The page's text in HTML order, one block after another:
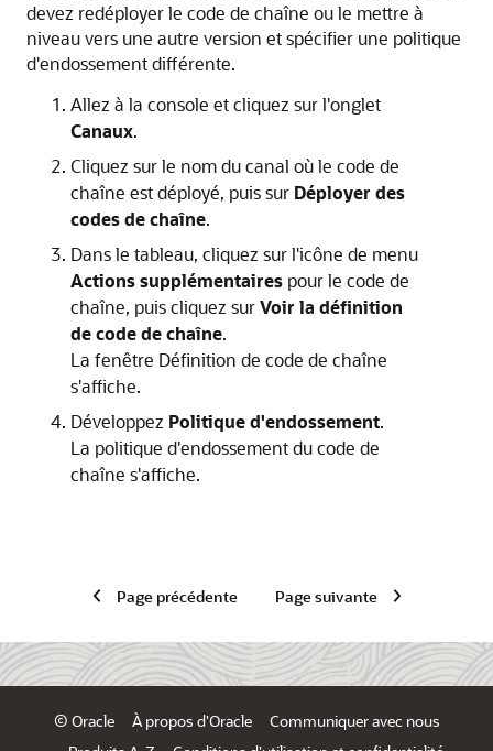
devez redéployer le code de chaîne ou le mettre à
niveau vers une autre version et spécifier une politique
d'endossement différente.
Allez à la console et cliquez sur l'onglet
Canaux.
Cliquez sur le nom du canal où le code de
chaîne est déployé, puis sur Déployer des
codes de chaîne.
Dans le tableau, cliquez sur l'icône de menu
Actions supplémentaires pour le code de
chaîne, puis cliquez surVoir la définition
de code de chaîne.
La fenêtre Définition de code de chaîne
s'affiche.
Développez Politique d'endossement.
La politique d'endossement du code de
chaîne s'affiche.
Page précédente Page suivante
© Oracle À propos d'Oracle
Communiquer avec nous